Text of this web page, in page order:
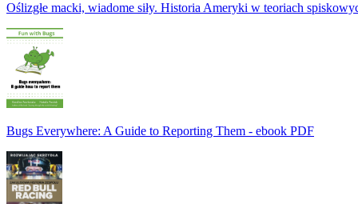
Oślizgłe macki, wiadome siły. Historia Ameryki w teoriach
Bugs Everywhere: A Guide to Reporting Them - ebook PDF